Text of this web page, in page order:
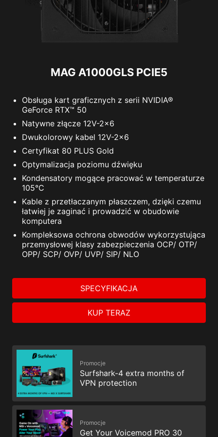
PCIE 5.1
(12V-2x6 PIN) x 1
PCIE
(15 PIN) x 11
1X 8-PINOWE
ZŁĄCZE ZASILANIA VGA
SATA / URZĄDZENIA PERYFERYJNE
1 X
SATA / URZĄDZENIA PERYFERYJNE / FDD
1 X
przejściówka z 12V-2x6 do dwóch złączy 8-pin
*Zamieszczone tu ilustracje służą wyłącznie jako
odniesienie do liczby dołączonych do zasilacza
poszczególnych rodzajów kabli. Rzeczywisty wygląd
przewodów może się różnić.
3X 8-PINOWE
ZŁĄCZE ZASILANIA VGA
1X 8-PINOWE
ZŁĄCZE ZASILANIA VGA
MAG A1000GLS PCIE5
Obsługa kart graficznych z serii NVIDIA®
GeForce RTX™ 50
Natywne złącze 12V-2x6
Dwukolorowy kabel 12V-2x6
Certyfikat 80 PLUS Gold
Optymalizacja poziomu dźwięku
Kondensatory mogące pracować w temperaturze
105°C
Kable z przetłaczanym płaszczem, dzięki czemu
łatwiej je zaginać i prowadzić w obudowie
komputera
Kompleksowa ochrona obwodów wykorzystująca
przemysłowej klasy zabezpieczenia OCP/ OTP/
OPP/ SCP/ OVP/ UVP/ SIP/ NLO
SPECYFIKACJA
KUP TERAZ
Promocje
Surfshark-4 extra months of
VPN protection
Promocje
Get Your Voicemod PRO 30